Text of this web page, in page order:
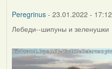
Peregrinus- 23.01.2022 - 17:12
Лебеди--шипуны и зеленушки